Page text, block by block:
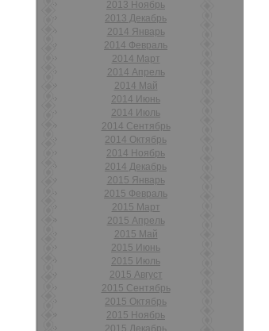
2013 Ноябрь
2013 Декабрь
2014 Январь
2014 Февраль
2014 Март
2014 Апрель
2014 Май
2014 Июнь
2014 Июль
2014 Сентябрь
2014 Октябрь
2014 Ноябрь
2014 Декабрь
2015 Январь
2015 Февраль
2015 Март
2015 Апрель
2015 Май
2015 Июнь
2015 Июль
2015 Август
2015 Сентябрь
2015 Октябрь
2015 Ноябрь
2015 Декабрь